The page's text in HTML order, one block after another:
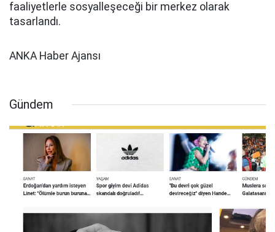
faaliyetlerle sosyalleşeceği bir merkez olarak
tasarlandı.
ANKA Haber Ajansı
Gündem